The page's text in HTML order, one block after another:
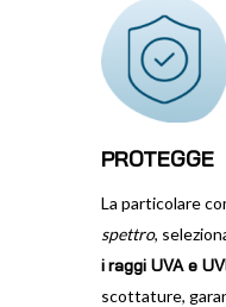
PROTEGGE
La particolare
spettro,
iraggi UVA e
scottature,